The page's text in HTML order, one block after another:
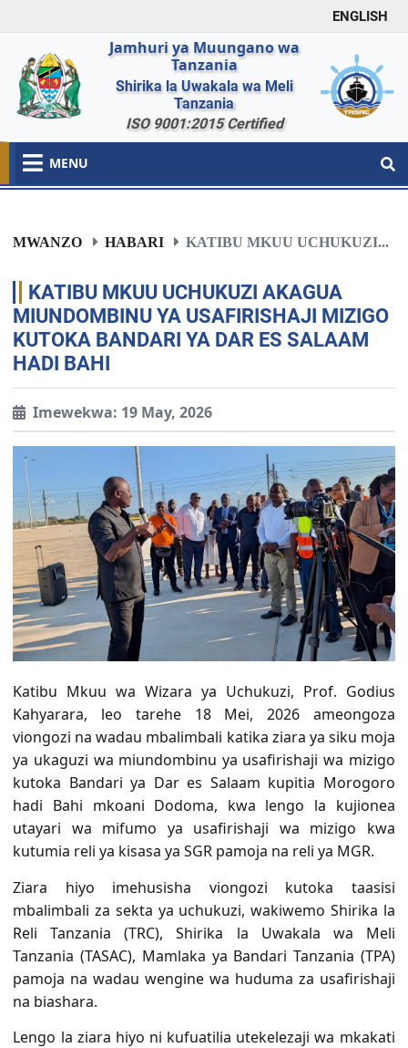
ENGLISH
Jamhuri ya Muungano wa
Tanzania
Shirika la Uwakala wa Meli
Tanzania
ISO 9001:2015 Certified
MENU
MWANZO HABARI KATIBU MKUU UCHUKUZI...
KATIBU MKUU UCHUKUZI AKAGUA
MIUNDOMBINU YA USAFIRISHAJI MIZIGO
KUTOKA BANDARI YA DAR ES SALAAM
HADI BAHI
Imewekwa: 19 May, 2026
Katibu Mkuu wa Wizara ya Uchukuzi, Prof. Godius
Kahyarara, leo tarehe 18 Mei, 2026 ameongoza
viongozi na wadau mbalimbali katika ziara ya siku moja
ya ukaguzi wa miundombinu ya usafirishaji wa mizigo
kutoka Bandari ya Dar es Salaam kupitia Morogoro
hadi Bahi mkoani Dodoma, kwa lengo la kujionea
utayari wa mifumo ya usafirishaji wa mizigo kwa
kutumia reli ya kisasa ya SGR pamoja na reli ya MGR.
Ziara hiyo imehusisha viongozi kutoka taasisi
mbalimbali za sekta ya uchukuzi, wakiwemo Shirika la
Reli Tanzania (TRC), Shirika la Uwakala wa Meli
Tanzania (TASAC), Mamlaka ya Bandari Tanzania (TPA)
pamoja na wadau wengine wa huduma za usafirishaji
na biashara.
Lengo la ziara hiyo ni kufuatilia utekelezaji wa mkakati